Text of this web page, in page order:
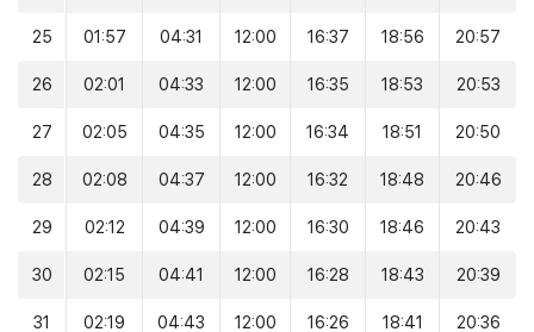
25 01:57 04:31 12:00 16:37 18:56 20:57
26 02:01 04:33 12:00 16:35 18:53 20:53
27 02:05 04:35 12:00 16:34 18:51 20:50
28 02:08 04:37 12:00 16:32 18:48 20:46
29 02:12 04:39 12:00 16:30 18:46 20:43
30 02:15 04:41 12:00 16:28 18:43 20:39
31 02:19 04:43 12:00 16:26 18:41 20:36